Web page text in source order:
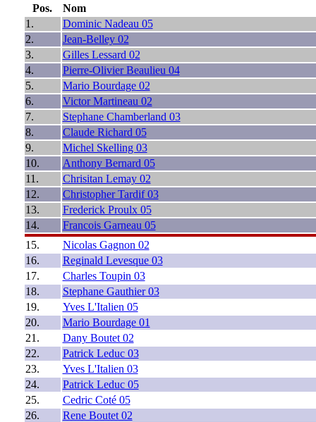
Pos.
Nom
1.
Dominic Nadeau 05
2.
Jean-Belley 02
3.
Gilles Lessard 02
4.
Pierre-Olivier Beaulieu 04
5.
Mario Bourdage 02
6.
Victor Martineau 02
7.
Stephane Chamberland 03
8.
Claude Richard 05
9.
Michel Skelling 03
10.
Anthony Bernard 05
11.
Chrisitan Lemay 02
12.
Christopher Tardif 03
13.
Frederick Proulx 05
14.
Francois Garneau 05
15.
Nicolas Gagnon 02
16.
Reginald Levesque 03
17.
Charles Toupin 03
18.
Stephane Gauthier 03
19.
Yves L'Italien 05
20.
Mario Bourdage 01
21.
Dany Boutet 02
22.
Patrick Leduc 03
23.
Yves L'Italien 03
24.
Patrick Leduc 05
25.
Cedric Coté 05
26.
Rene Boutet 02